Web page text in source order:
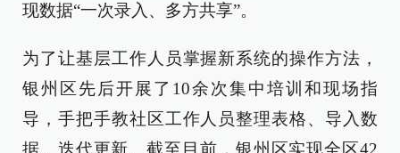
现数据“一次录入、多方共享”。
为了让基层工作人员掌握新系统的操作方法，
银州区先后开展了10余次集中培训和现场指
导，手把手教社区工作人员整理表格、导入数
据、迭代更新。截至目前，银州区实现全区42